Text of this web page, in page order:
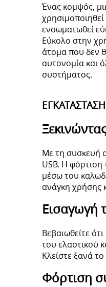
Ένας κομψός,
ενσωματωθεί
Εύκολο στην
άτομα που δεν
αυτονομία και
συστήματος.
Με τη συσκευή
USB. Η
μέσω του
ανάγκη χρήσης
Εισαγωγή
Βεβαιωθείτε
του ελαστικού
Κλείστε ξανά
Φόρτιση